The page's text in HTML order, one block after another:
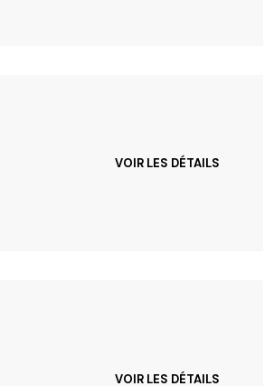
VOIR LES DÉTAILS
VOIR LES DÉTAILS